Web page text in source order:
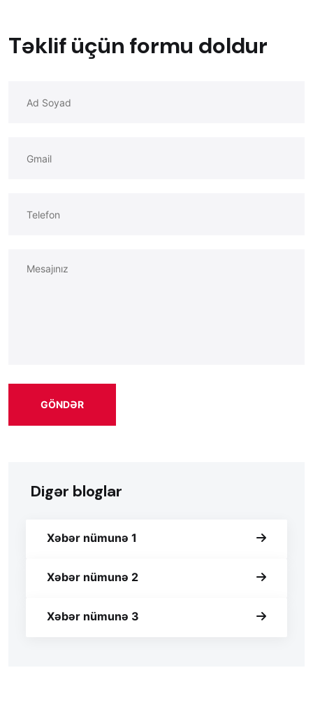
Təklif üçün formu doldur
GÖNDƏR
Digər bloglar
Xəbər nümunə 1
Xəbər nümunə 2
Xəbər nümunə 3